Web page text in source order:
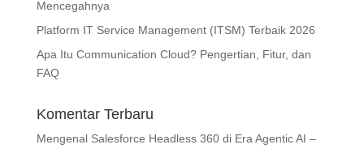
Mencegahnya
Platform IT Service Management (ITSM) Terbaik 2026
Apa Itu Communication Cloud? Pengertian, Fitur, dan
FAQ
Komentar Terbaru
Mengenal Salesforce Headless 360 di Era Agentic AI –